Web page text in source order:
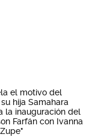
el motivo del
hija Samahara
la inauguración del
Farfán con Ivanna